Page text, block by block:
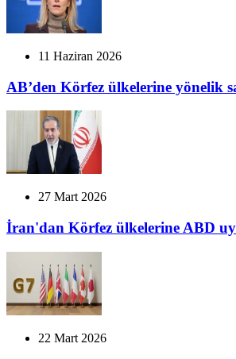
11 Haziran 2026
AB’den Körfez ülkelerine yönelik
27 Mart 2026
İran'dan Körfez ülkelerine ABD
22 Mart 2026